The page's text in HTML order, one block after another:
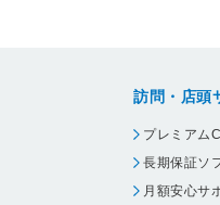
訪問・店頭
プレミアム
長期保証ソ
月額安心サ